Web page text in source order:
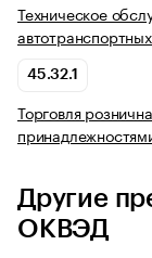
Техническое
45.32.1
Торговля
Другие
ОКВЭД